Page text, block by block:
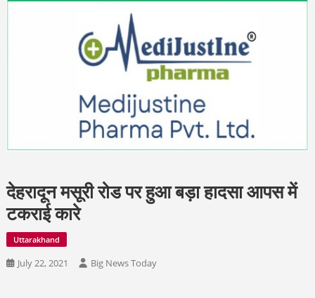
देहरादून मसूरी रोड पर हुआ बड़ा हादसा आपस में
टकराई कारे
Uttarakhand
July 22, 2021 Big News Today